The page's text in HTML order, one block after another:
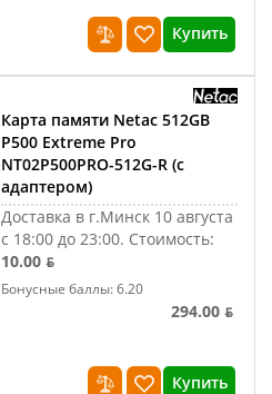
Купить
Карта памяти Netac 512GB
P500 Extreme Pro
NT02P500PRO-512G-R (с
адаптером)
Доставка в г.Минск 10 августа
с 18:00 до 23:00. Стоимость:
10.00 ƃ
Бонусные баллы: 6.20
294.00 ƃ
Купить